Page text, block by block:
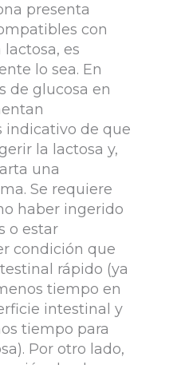
presenta
con
es
lo sea. En
de glucosa en
indicativo de que
la lactosa y,
una
Se requiere
haber ingerido
o estar
condición que
rápido (ya
tiempo en
intestinal y
tiempo para
Por otro lado,